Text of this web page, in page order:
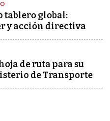
tablero global:
y acción directiva
de ruta para su
de Transporte